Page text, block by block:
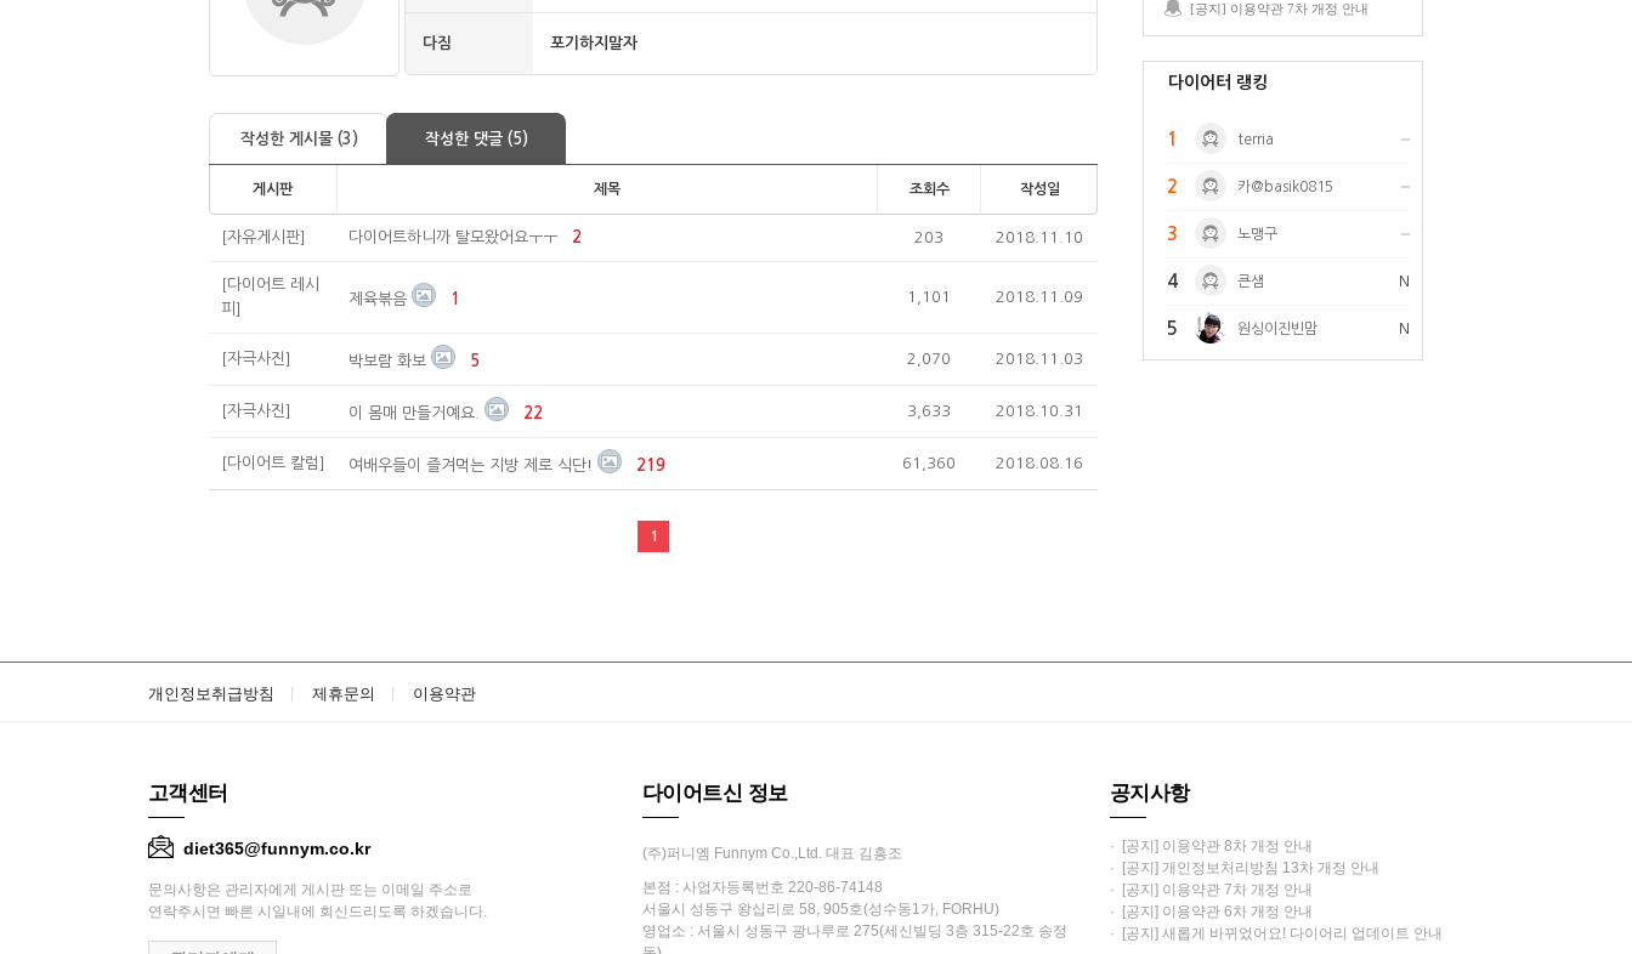
다짐 포기하지말자
작성한 게시물 (3) 작성한 댓글 (5)
게시판 제목 조회수 작성일
[자유게시판] 다이어트하니까 탈모왔어요ㅜㅜ 2 203 2018.11.10
[다이어트 레시
피]
제육볶음 1 1,101 2018.11.09
[자극사진] 박보람 화보 5 2,070 2018.11.03
[자극사진] 이 몸매 만들거예요. 22 3,633 2018.10.31
[다이어트 칼럼] 여배우들이 즐겨먹는 지방 제로 식단! 219 61,360 2018.08.16
1
[공지] 이용약관 7차 개정 안내
다이어터 랭킹
1 terria
2 카@basik0815
3 노맹구
4 큰샘 N
5 원싱이진빈맘 N
개인정보취급방침 제휴문의 이용약관
고객센터
diet365@funnym.co.kr
문의사항은 관리자에게 게시판 또는 이메일 주소로
연락주시면 빠른 시일내에 회신드리도록 하겠습니다.
다이어트신 정보
(주)퍼니엠 Funnym Co.,Ltd. 대표 김흥조
본점 : 사업자등록번호 220-86-74148
서울시 성동구 왕십리로 58, 905호(성수동1가, FORHU)
영업소 : 서울시 성동구 광나루로 275(세신빌딩 3층 315-22호 송정
공지사항
· [공지] 이용약관 8차 개정 안내
· [공지] 개인정보처리방침 13차 개정 안내
· [공지] 이용약관 7차 개정 안내
· [공지] 이용약관 6차 개정 안내
· [공지] 새롭게 바뀌었어요! 다이어리 업데이트 안내